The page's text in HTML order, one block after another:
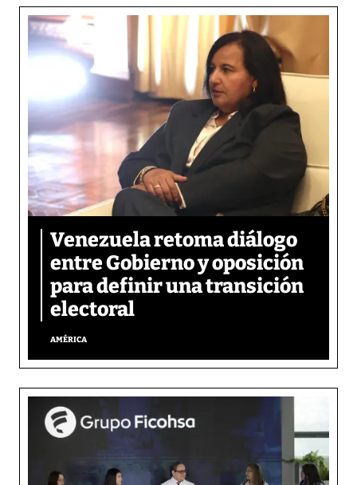
Venezuela retoma diálogo
entre Gobierno y oposición
para definir una transición
electoral
AMÉRICA